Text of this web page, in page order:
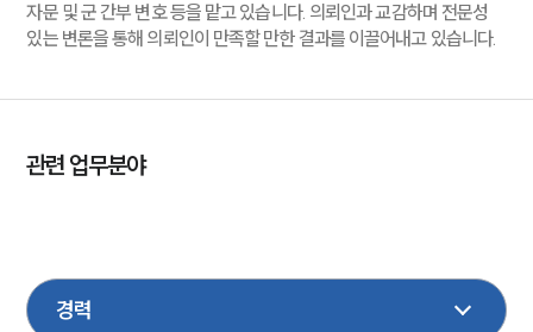
자문 및 군 간부 변호 등을 맡고 있습니다. 의뢰인과 교감하며 전문성
있는 변론을 통해 의뢰인이 만족할 만한 결과를 이끌어내고 있습니다.
관련 업무분야